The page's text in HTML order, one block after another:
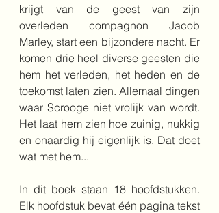
krijgt van de geest van zijn
overleden compagnon Jacob
Marley, start een bijzondere nacht. Er
komen drie heel diverse geesten die
hem het verleden, het heden en de
toekomst laten zien. Allemaal dingen
waar Scrooge niet vrolijk van wordt.
Het laat hem zien hoe zuinig, nukkig
en onaardig hij eigenlijk is. Dat doet
wat met hem...
In dit boek staan 18 hoofdstukken.
Elk hoofdstuk bevat één pagina tekst